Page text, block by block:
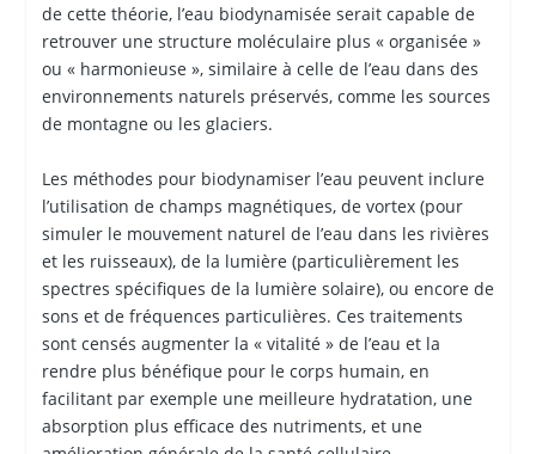
de cette théorie, l’eau biodynamisée serait capable de
retrouver une structure moléculaire plus « organisée »
ou « harmonieuse », similaire à celle de l’eau dans des
environnements naturels préservés, comme les sources
de montagne ou les glaciers.
Les méthodes pour biodynamiser l’eau peuvent inclure
l’utilisation de champs magnétiques, de vortex (pour
simuler le mouvement naturel de l’eau dans les rivières
et les ruisseaux), de la lumière (particulièrement les
spectres spécifiques de la lumière solaire), ou encore de
sons et de fréquences particulières. Ces traitements
sont censés augmenter la « vitalité » de l’eau et la
rendre plus bénéfique pour le corps humain, en
facilitant par exemple une meilleure hydratation, une
absorption plus efficace des nutriments, et une